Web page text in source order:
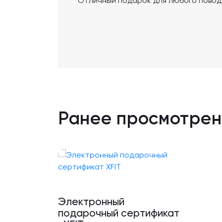
Ранее
Электронный
подарочный сертификат